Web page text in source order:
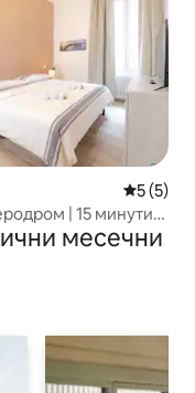
5 (5)
| 15 минути
месечни